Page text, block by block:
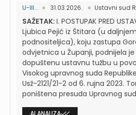
U-III... 31.03.2026. Ustavni sud
SAŽETAK: I. POSTUPAK PRED
Ljubica Pejić iz Štitara (u
podnositeljica), koju zastupa
odvjetnica u Županji, podnijela
dopuštenu ustavnu tužbu u
Visokog upravnog suda
Usž-2121/21-2 od 6. rujna 2023.
poništena presuda Upravnog
AI ANALIZA